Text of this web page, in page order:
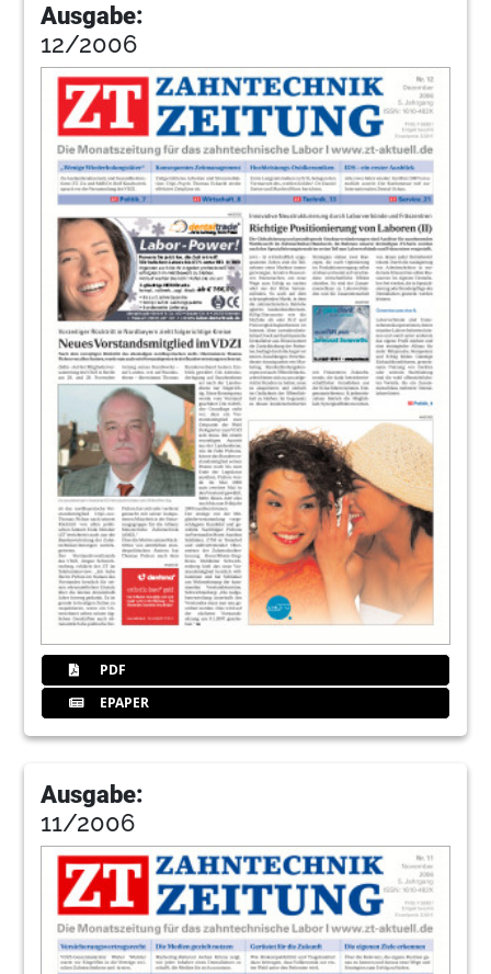
Ausgabe:
12/2006
PDF
EPAPER
Ausgabe:
11/2006